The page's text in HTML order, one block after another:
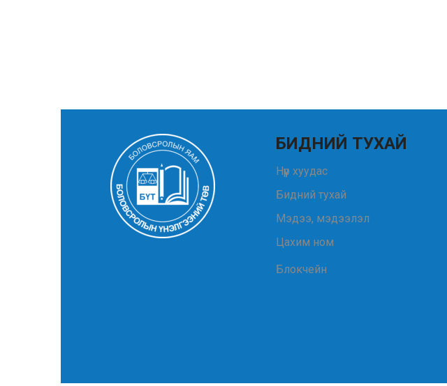
БИДНИЙ ТУХАЙ
Нүүр хуудас
Бидний тухай
Мэдээ, мэдээлэл
Цахим ном
Блокчейн